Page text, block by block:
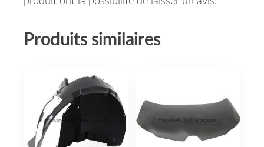
Produits similaires